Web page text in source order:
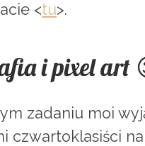
<tu>.
i pixel art
zadaniu moi
czwartoklasiści